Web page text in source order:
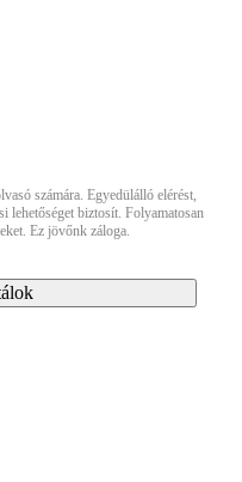
számára. Egyedülálló elérést,
lehetőséget biztosít. Folyamatosan
Ez jövőnk záloga.